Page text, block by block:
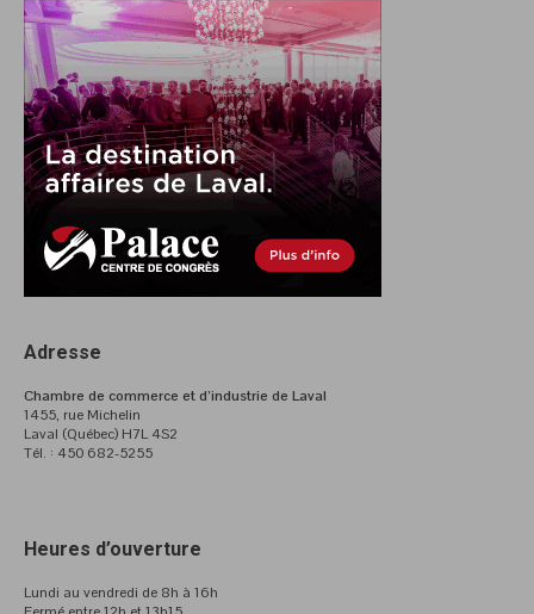
Adresse
Chambre de commerce et d’industrie de Laval
1455, rue Michelin
Laval (Québec) H7L 4S2
Tél. : 450 682-5255
Heures d’ouverture
Lundi au vendredi de 8h à 16h